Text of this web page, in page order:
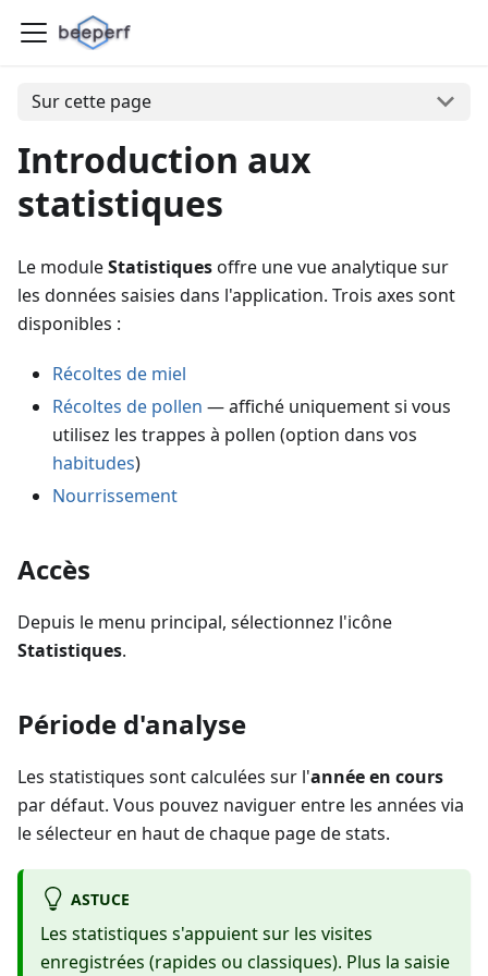
Sur cette page
Introduction aux
statistiques
Le moduleStatistiquesoffre une vue analytique sur
les données saisies dans l'application. Trois axes sont
disponibles :
Récoltes de miel
Récoltes de pollen — affiché uniquement si vous
utilisez les trappes à pollen (option dans vos
habitudes)
Nourrissement
Accès
Depuis le menu principal, sélectionnez l'icône
Statistiques.
Période d'analyse
Les statistiques sont calculées sur l'année en cours
par défaut. Vous pouvez naviguer entre les années via
le sélecteur en haut de chaque page de stats.
ASTUCE
Les statistiques s'appuient sur les visites
enregistrées (rapides ou classiques). Plus la saisie